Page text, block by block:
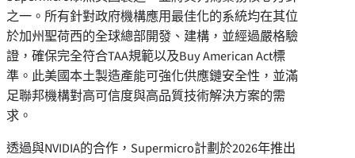
之一。所有針對政府機構應用最佳化的系統均在其位
於加州聖荷西的全球總部開發、建構，並經過嚴格驗
證，確保完全符合TAA規範以及Buy American Act標
準。此美國本土製造產能可強化供應鏈安全性，並滿
足聯邦機構對高可信度與高品質技術解決方案的需
求。
透過與NVIDIA的合作，Supermicro計劃於2026年推出